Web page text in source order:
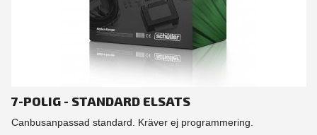
7-POLIG - STANDARD ELSATS
Canbusanpassad standard. Kräver ej programmering.